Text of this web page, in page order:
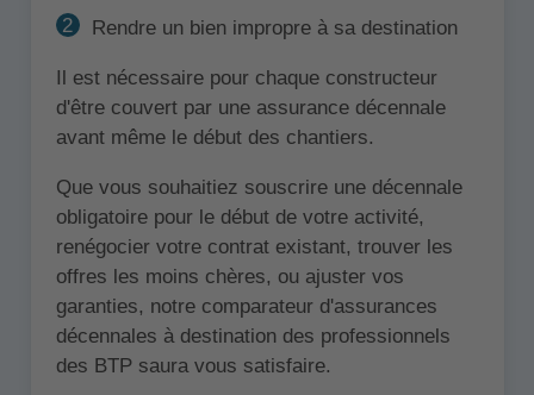
Rendre un bien impropre à sa destination
Il est nécessaire pour chaque constructeur
d'être couvert par une assurance décennale
avant même le début des chantiers.
Que vous souhaitiez souscrire une décennale
obligatoire pour le début de votre activité,
renégocier votre contrat existant, trouver les
offres les moins chères, ou ajuster vos
garanties, notre comparateur d'assurances
décennales à destination des professionnels
des BTP saura vous satisfaire.